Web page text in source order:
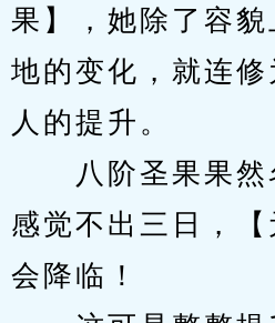
果】，她除了容
地的变化，就连
人的提升。
八阶圣果果然
感觉不出三日，
会降临！